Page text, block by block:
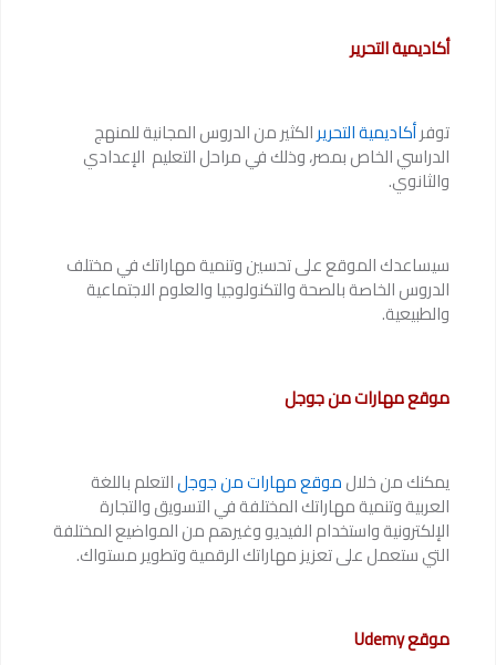
أكاديمية التحرير
توفرأكاديمية التحريرالكثير من الدروس المجانية للمنهج
الدراسي الخاص بمصر، وذلك في مراحل التعليم الإعدادي
والثانوي.
سيساعدك الموقع على تحسين وتنمية مهاراتك في مختلف
الدروس الخاصة بالصحة والتكنولوجيا والعلوم الاجتماعية
والطبيعية.
موقع مهارات من جوجل
يمكنك من خلالموقع مهارات من جوجلالتعلم باللغة
العربية وتنمية مهاراتك المختلفة في التسويق والتجارة
الإلكترونية واستخدام الفيديو وغيرهم من المواضيع المختلفة
التي ستعمل على تعزيز مهاراتك الرقمية وتطوير مستواك.
موقع Udemy